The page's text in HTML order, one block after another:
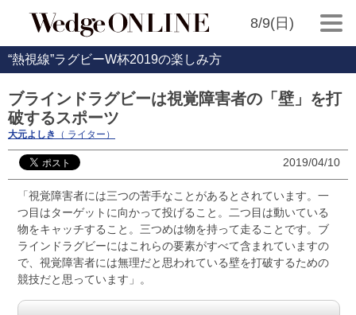
8/9(日)
“熱視線”ラグビーW杯2019の楽しみ方
ブラインドラグビーは視覚障害者の「壁」を打
破するスポーツ
大元よしき （ ライター）
2019/04/10
「視覚障害者には三つの苦手なことがあるとされています。一
つ目はターゲットに向かって投げること。二つ目は動いている
物をキャッチすること。三つめは物を持って走ることです。ブ
ラインドラグビーにはこれらの要素がすべて含まれていますの
で、視覚障害者には無理だと思われている壁を打破するための
競技だと思っています」。